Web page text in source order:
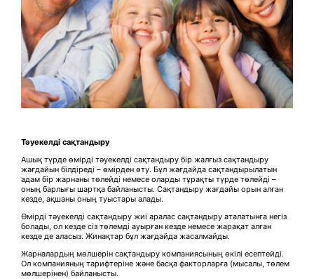
Тәуекелді сақтандыру
Ашық түрде өмірді тәуекелді сақтандыру бір жалғыз сақтандыру
жағдайын білдіреді – өмірден өту. Бұл жағдайда сақтандырылатын
адам бір жарнаны төлейді немесе оларды тұрақты түрде төлейді –
оның барлығы шартқа байланысты. Сақтандыру жағдайы орын алған
кезде, ақшаны оның туыстары алады.
Өмірді тәуекелді сақтандыру жиі аралас сақтандыру аталатынға негіз
болады, ол кезде сіз төлемді ауырған кезде немесе жарақат алған
кезде де аласыз. Жинақтар бұл жағдайда жасалмайды.
Жарналардың мөлшерін сақтандыру компаниясының өкілі есептейді.
Ол компанияның тарифтеріне және басқа факторларға (мысалы, төлем
мөлшерінен) байланысты.